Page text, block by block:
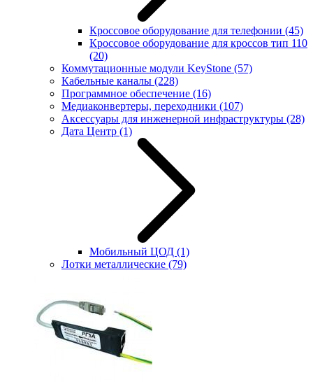
Кроссовое оборудование для телефонии (45)
Кроссовое оборудование для кроссов тип 110
(20)
Коммутационные модули KeyStone (57)
Кабельные каналы (228)
Программное обеспечение (16)
Медиаконвертеры, переходники (107)
Аксессуары для инженерной инфраструктуры (28)
Дата Центр (1)
Мобильный ЦОД (1)
Лотки металлические (79)